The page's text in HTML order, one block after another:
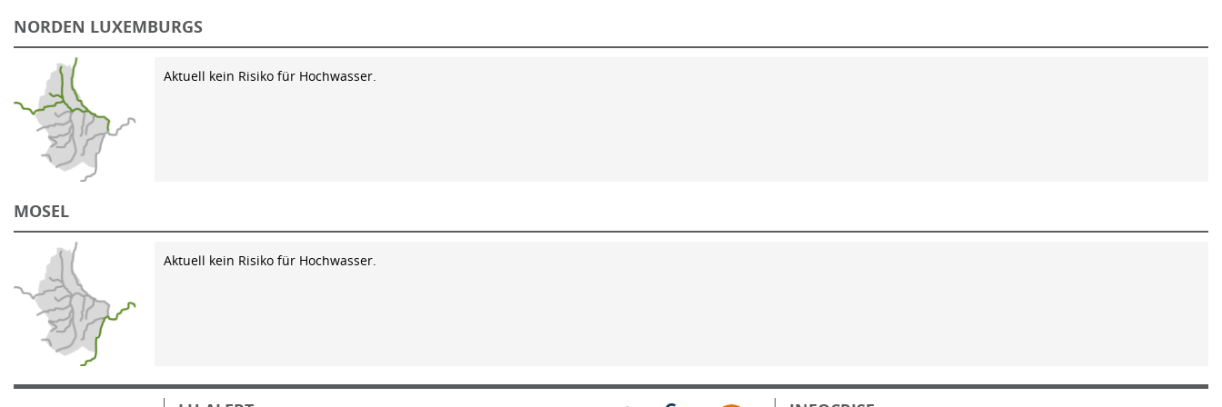
NORDEN LUXEMBURGS
Aktuell kein Risiko für Hochwasser.
MOSEL
Aktuell kein Risiko für Hochwasser.